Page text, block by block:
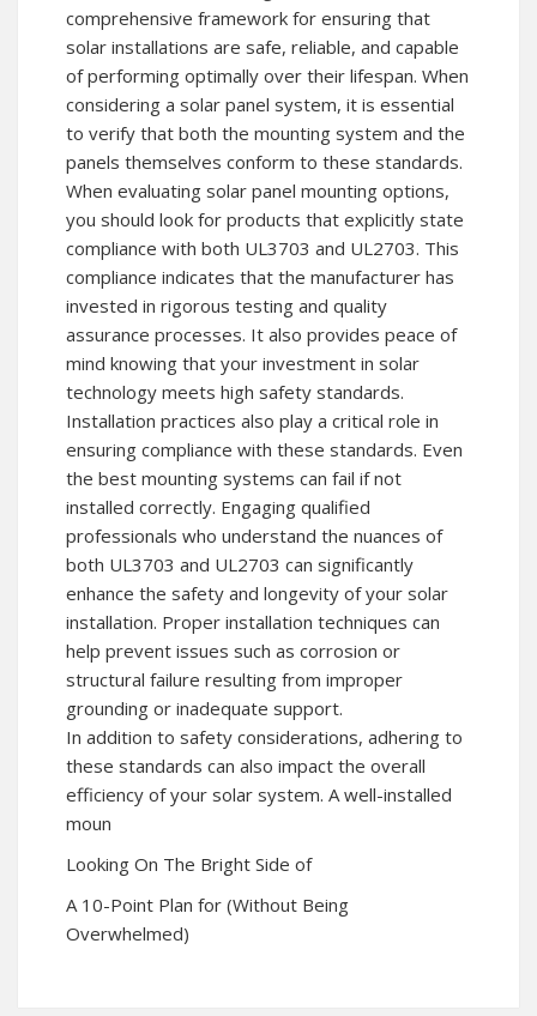
comprehensive framework for ensuring that
solar installations are safe, reliable, and capable
of performing optimally over their lifespan. When
considering a solar panel system, it is essential
to verify that both the mounting system and the
panels themselves conform to these standards.
When evaluating solar panel mounting options,
you should look for products that explicitly state
compliance with both UL3703 and UL2703. This
compliance indicates that the manufacturer has
invested in rigorous testing and quality
assurance processes. It also provides peace of
mind knowing that your investment in solar
technology meets high safety standards.
Installation practices also play a critical role in
ensuring compliance with these standards. Even
the best mounting systems can fail if not
installed correctly. Engaging qualified
professionals who understand the nuances of
both UL3703 and UL2703 can significantly
enhance the safety and longevity of your solar
installation. Proper installation techniques can
help prevent issues such as corrosion or
structural failure resulting from improper
grounding or inadequate support.
In addition to safety considerations, adhering to
these standards can also impact the overall
efficiency of your solar system. A well-installed
moun
Looking On The Bright Side of
A 10-Point Plan for (Without Being
Overwhelmed)